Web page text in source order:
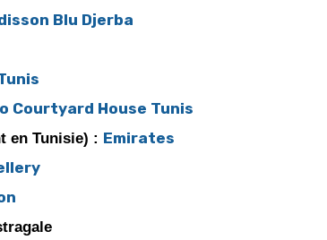
Blu Djerba
Courtyard House Tunis
en Tunisie) : Emirates